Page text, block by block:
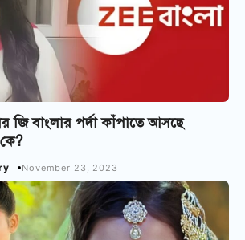
জি বাংলার পর্দা কাঁপাতে আসছে
November 23, 2023